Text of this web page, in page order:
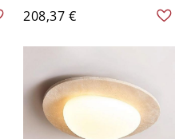
simétrica de piedra
sinterizada 1 luz con
pantalla de resina,
LED, uso residencial, 110V-
120V, 12"
208,37 €